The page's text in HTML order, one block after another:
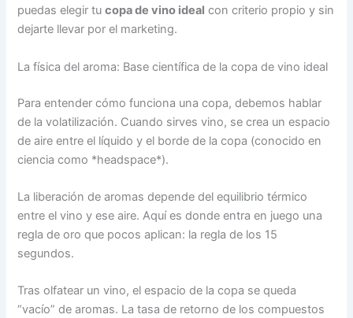
puedas elegir tucopa de vino ideal con criterio propio y sin
dejarte llevar por el marketing.
La física del aroma: Base científica de la copa de vino ideal
Para entender cómo funciona una copa, debemos hablar
de la volatilización. Cuando sirves vino, se crea un espacio
de aire entre el líquido y el borde de la copa (conocido en
ciencia como *headspace*).
La liberación de aromas depende del equilibrio térmico
entre el vino y ese aire. Aquí es donde entra en juego una
regla de oro que pocos aplican: la regla de los 15
segundos.
Tras olfatear un vino, el espacio de la copa se queda
“vacío” de aromas. La tasa de retorno de los compuestos